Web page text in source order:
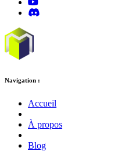
Navigation :
Accueil
À propos
Blog